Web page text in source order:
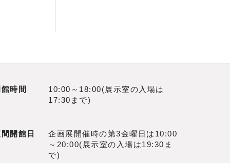
館時間
10:00～18:00(展示室の入場は
17:30まで)
開館日
企画展開催時の第3金曜日は10:00
～20:00(展示室の入場は19:30ま
で)